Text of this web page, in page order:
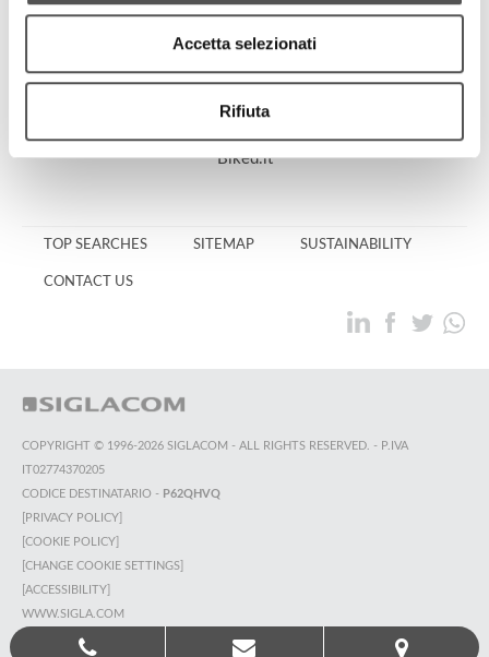
Accetta selezionati
Rifiuta
Biked.it
TOP SEARCHES SITEMAP SUSTAINABILITY
CONTACT US
COPYRIGHT © 1996-2026 SIGLACOM - ALL RIGHTS RESERVED. - P.IVA
IT02774370205
CODICE DESTINATARIO - P62QHVQ
[PRIVACY POLICY]
[COOKIE POLICY]
[CHANGE COOKIE SETTINGS]
[ACCESSIBILITY]
WWW.SIGLA.COM